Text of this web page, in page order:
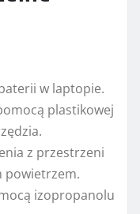
w laptopie.
plastikowej
z przestrzeni
powietrzem.
izopropanolu